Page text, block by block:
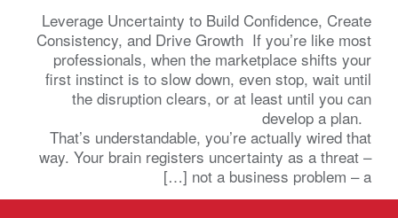
Leverage Uncertainty to Build Confidence, Create
Consistency, and Drive Growth If you’re like most
professionals, when the marketplace shifts your
first instinct is to slow down, even stop, wait until
the disruption clears, or at least until you can
develop a plan.
That’s understandable, you’re actually wired that
way. Your brain registers uncertainty as a threat –
not a business problem – a […]